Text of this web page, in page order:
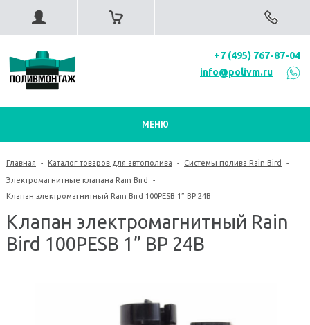
+7 (495) 767-87-04
info@polivm.ru
МЕНЮ
Главная - Каталог товаров для автополива - Системы полива Rain Bird -
Электромагнитные клапана Rain Bird
-
Клапан электромагнитный Rain Bird 100PESB 1” ВP 24В
Клапан электромагнитный Rain
Bird 100PESB 1” ВP 24В